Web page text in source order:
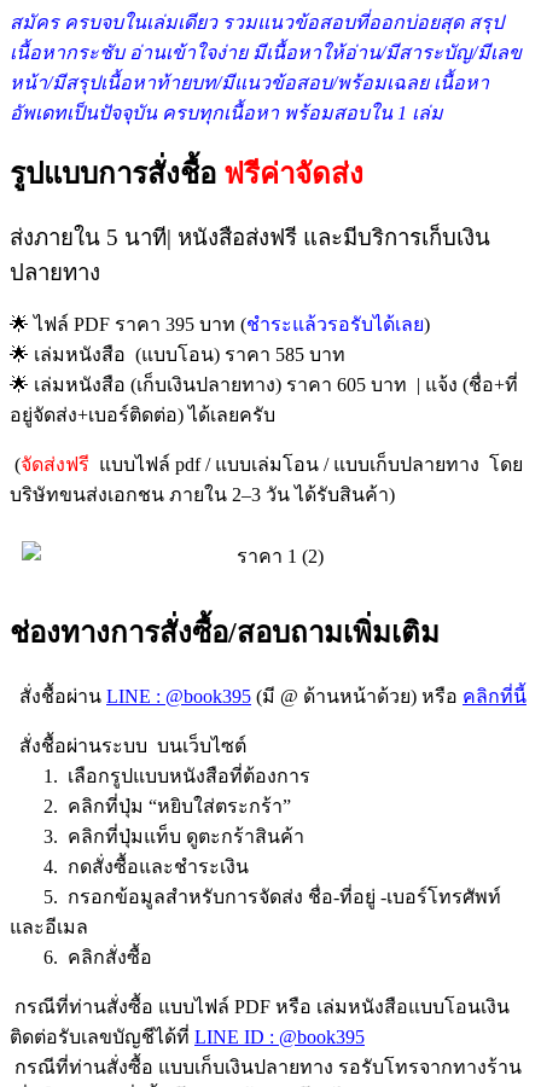
สมัคร ครบจบในเล่มเดียว รวมแนวข้อสอบที่ออกบ่อยสุด สรุป
เนื้อหากระชับ อ่านเข้าใจง่าย มีเนื้อหาให้อ่าน/มีสาระบัญ/มีเลข
หน้า/มีสรุปเนื้อหาท้ายบท/มีแนวข้อสอบ/พร้อมเฉลย เนื้อหา
อัพเดทเป็นปัจจุบัน ครบทุกเนื้อหา พร้อมสอบใน 1 เล่ม
รูปแบบการสั่งชื้อ ฟรีค่าจัดส่ง
ส่งภายใน 5 นาที| หนังสือส่งฟรี และมีบริการเก็บเงิน
ปลายทาง
🌟 ไฟล์ PDF ราคา 395 บาท (ชำระแล้วรอรับได้เลย)
🌟 เล่มหนังสือ (แบบโอน) ราคา 585 บาท
🌟 เล่มหนังสือ (เก็บเงินปลายทาง) ราคา 605 บาท | แจ้ง (ชื่อ+ที่
อยู่จัดส่ง+เบอร์ติดต่อ) ได้เลยครับ
(จัดส่งฟรี แบบไฟล์ pdf / แบบเล่มโอน / แบบเก็บปลายทาง โดย
บริษัทขนส่งเอกชน ภายใน 2–3 วัน ได้รับสินค้า)
ช่องทางการสั่งซื้อ/สอบถามเพิ่มเติม
สั่งชื้อผ่าน LINE : @book395 (มี @ ด้านหน้าด้วย) หรือ คลิกที่นี้
สั่งชื้อผ่านระบบ บนเว็บไซต์
1. เลือกรูปแบบหนังสือที่ต้องการ
2. คลิกที่ปุ่ม “หยิบใส่ตระกร้า”
3. คลิกที่ปุ่มแท็บ ดูตะกร้าสินค้า
4. กดสั่งซื้อและชำระเงิน
5. กรอกข้อมูลสำหรับการจัดส่ง ชื่อ-ที่อยู่ -เบอร์โทรศัพท์
และอีเมล
6. คลิกสั่งซื้อ
กรณีที่ท่านสั่งซื้อ แบบไฟล์ PDF หรือ เล่มหนังสือแบบโอนเงิน
ติดต่อรับเลขบัญชีได้ที่ LINE ID : @book395
กรณีที่ท่านสั่งซื้อ แบบเก็บเงินปลายทาง รอรับโทรจากทางร้าน